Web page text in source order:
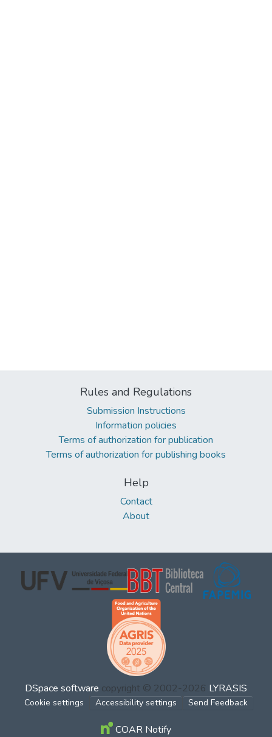
Rules and Regulations
Submission Instructions
Information policies
Terms of authorization for publication
Terms of authorization for publishing books
Help
Contact
About
DSpace software copyright © 2002-2026 LYRASIS
Cookie settings Accessibility settings Send Feedback
COAR Notify